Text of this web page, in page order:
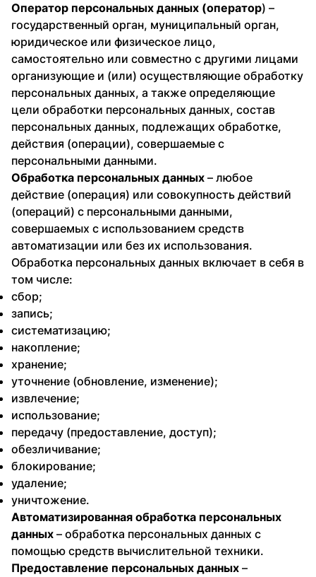
Оператор персональных данных (оператор) –
государственный орган, муниципальный орган,
юридическое или физическое лицо,
самостоятельно или совместно с другими лицами
организующие и (или) осуществляющие обработку
персональных данных, а также определяющие
цели обработки персональных данных, состав
персональных данных, подлежащих обработке,
действия (операции), совершаемые с
персональными данными.
Обработка персональных данных – любое
действие (операция) или совокупность действий
(операций) с персональными данными,
совершаемых с использованием средств
автоматизации или без их использования.
Обработка персональных данных включает в себя в
том числе:
сбор;
запись;
систематизацию;
накопление;
хранение;
уточнение (обновление, изменение);
извлечение;
использование;
передачу (предоставление, доступ);
обезличивание;
блокирование;
удаление;
уничтожение.
Автоматизированная обработка персональных
данных – обработка персональных данных с
помощью средств вычислительной техники.
Предоставление персональных данных –